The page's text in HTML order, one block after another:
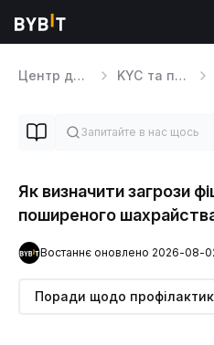
Центр допомоги KYC та питання безпеки
Як визначити загрози
поширеного
Востаннє оновлено 2026-08-
Поради щодо